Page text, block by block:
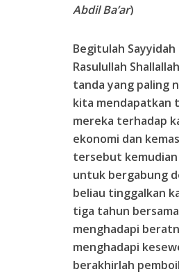
Abdil Ba’ar)
Begitulah
Rasulullah
tanda yang paling
kita mendapatkan
mereka terhadap
ekonomi dan
tersebut
untuk bergabung
beliau tinggalkan
tiga tahun
menghadapi
menghadapi
berakhirlah